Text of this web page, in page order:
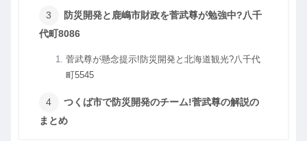
防災開発と鹿嶋市財政を菅武尊が勉強中?八千
代町8086
菅武尊が懸念提示!防災開発と北海道観光?八千代
町5545
つくば市で防災開発のチーム!菅武尊の解説の
まとめ